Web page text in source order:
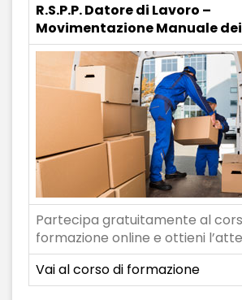
R.S.P.P. Datore di Lavoro –
Movimentazione Manuale
Partecipa gratuitamente al
formazione online e ottieni
Vai al corso di formazione